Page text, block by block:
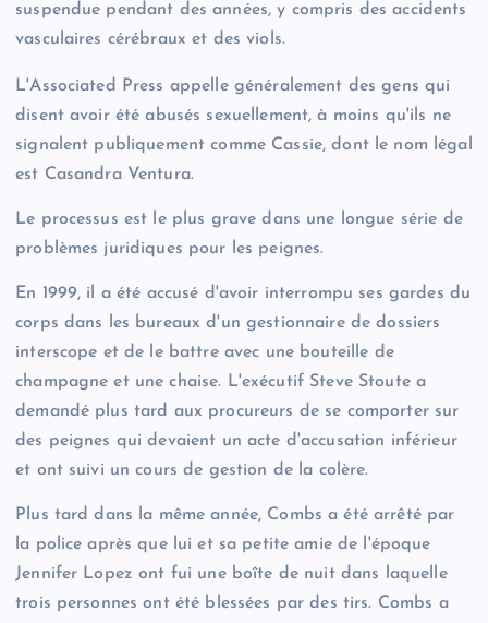
suspendue pendant des années, y compris des accidents
vasculaires cérébraux et des viols.
L'Associated Press appelle généralement des gens qui
disent avoir été abusés sexuellement, à moins qu'ils ne
signalent publiquement comme Cassie, dont le nom légal
est Casandra Ventura.
Le processus est le plus grave dans une longue série de
problèmes juridiques pour les peignes.
En 1999, il a été accusé d'avoir interrompu ses gardes du
corps dans les bureaux d'un gestionnaire de dossiers
interscope et de le battre avec une bouteille de
champagne et une chaise. L'exécutif Steve Stoute a
demandé plus tard aux procureurs de se comporter sur
des peignes qui devaient un acte d'accusation inférieur
et ont suivi un cours de gestion de la colère.
Plus tard dans la même année, Combs a été arrêté par
la police après que lui et sa petite amie de l'époque
Jennifer Lopez ont fui une boîte de nuit dans laquelle
trois personnes ont été blessées par des tirs. Combs a